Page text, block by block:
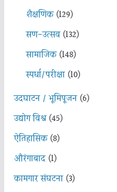
शैक्षणिक(129)
सण-उत्सव(132)
सामाजिक(148)
स्पर्धा/परीक्षा(10)
उदघाटन / भूमिपूजन(6)
उद्योग विश्व(45)
ऐतिहासिक(8)
औरंगाबाद(1)
कामगार संघटना(3)